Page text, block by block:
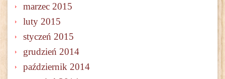
marzec 2015
luty 2015
styczeń 2015
grudzień 2014
październik 2014